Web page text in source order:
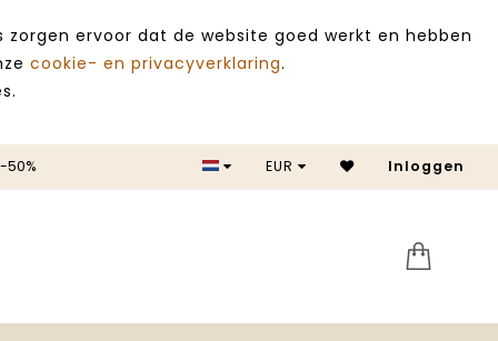
ervoor dat de website goed werkt en hebben
cookie- en privacyverklaring.
50% SALE
EUR Inloggen